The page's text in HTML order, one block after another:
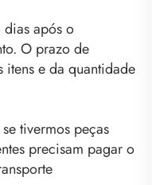
após o
O prazo de
e da quantidade
tivermos peças
precisam pagar o